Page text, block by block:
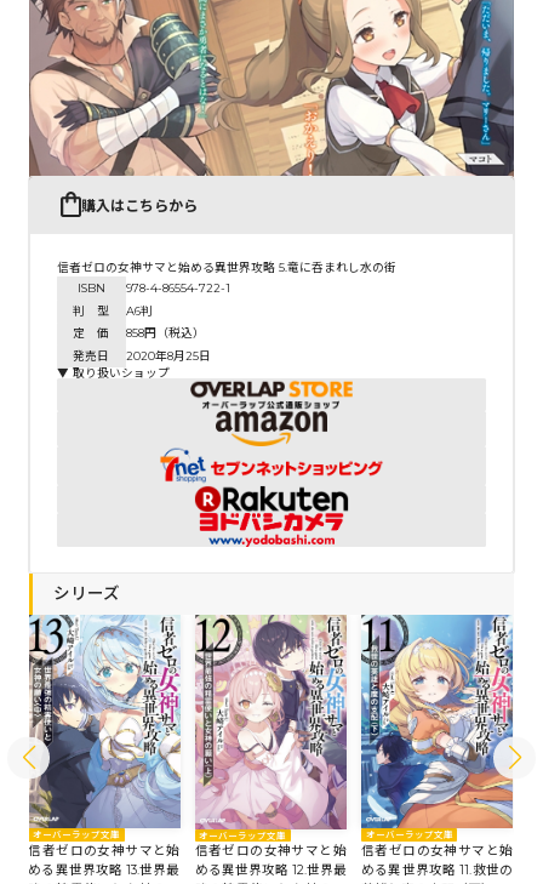
購入はこちらから
信者ゼロの女神サマと始める異世界攻略 5.竜に呑まれし水の街
ISBN
978-4-86554-722-1
判 型
A6判
定 価
858円（税込）
発売日
2020年8月25日
▼ 取り扱いショップ
シリーズ
オーバーラップ文庫
信者ゼロの女神サマと始
める異世界攻略 13.世界最
オーバーラップ文庫
信者ゼロの女神サマと始
める異世界攻略 12.世界最
オーバーラップ文庫
信者ゼロの女神サマと始
める異世界攻略 11.救世の